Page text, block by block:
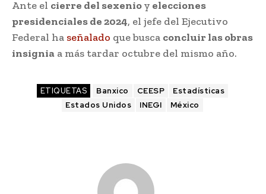
Ante el cierre del sexenioy elecciones
presidenciales de 2024, el jefe del Ejecutivo
Federal ha señalado que busca concluir las obras
insignia a más tardar octubre del mismo año.
ETIQUETAS Banxico CEESP
Estadísticas
Estados Unidos
INEGI México